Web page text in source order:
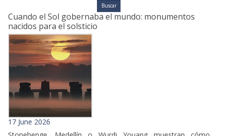
Cuando el Sol gobernaba el mundo: monumentos
nacidos para el solsticio
17 June 2026